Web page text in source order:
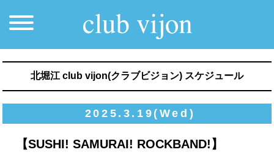
北堀江 club vijon(クラブビジョン) スケジュール
2025.3.19(Wed)
【SUSHI! SAMURAI! ROCKBAND!】